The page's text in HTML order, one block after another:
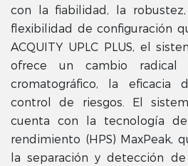
con la fiabilidad, la
flexibilidad de configuración
ACQUITY UPLC PLUS, el
ofrece un cambio radical
cromatográfico, la eficacia
control de riesgos. El
cuenta con la tecnología
rendimiento (HPS) MaxPeak,
la separación y detección